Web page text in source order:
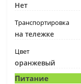
Нет
Транспортировка
на тележке
Цвет
оранжевый
Питание